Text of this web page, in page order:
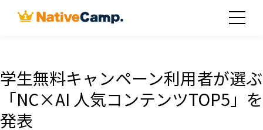
学生無料キャンペーン利用者が選ぶ
「NC×AI 人気コンテンツTOP5」を
発表